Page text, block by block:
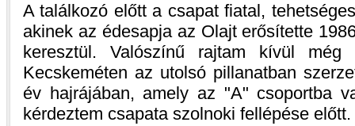
A találkozó előtt a csapat fiatal,
akinek az édesapja az Olajt erősítette
keresztül. Valószínű rajtam kívül még
Kecskeméten az utolsó pillanatban
év hajrájában, amely az "A" csoportba
kérdeztem csapata szolnoki fellépése előtt.